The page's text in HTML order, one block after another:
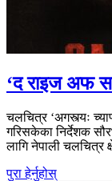
‘द राइज अफ
चलचित्र ‘अगस्त्यः
गरिसकेका निर्देशक
लागि नेपाली चलचित्र
पुरा हेर्नुहोस्